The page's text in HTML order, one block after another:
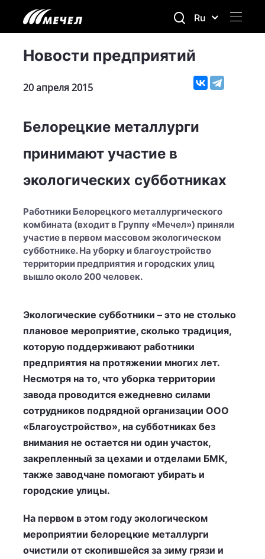
Ru
Новости предприятий
20 апреля 2015
Белорецкие металлурги
принимают участие в
экологических субботниках
Работники Белорецкого металлургического
комбината (входит в Группу «Мечел») приняли
участие в первом массовом экологическом
субботнике. На уборку и благоустройство
территории предприятия и городских улиц
вышло около 200 человек.
Экологические субботники – это не столько
плановое мероприятие, сколько традиция,
которую поддерживают работники
предприятия на протяжении многих лет.
Несмотря на то, что уборка территории
завода проводится ежедневно силами
сотрудников подрядной организации ООО
«Благоустройство», на субботниках без
внимания не остается ни один участок,
закрепленный за цехами и отделами БМК,
также заводчане помогают убирать и
городские улицы.
На первом в этом году экологическом
мероприятии белорецкие металлурги
очистили от скопившейся за зиму грязи и